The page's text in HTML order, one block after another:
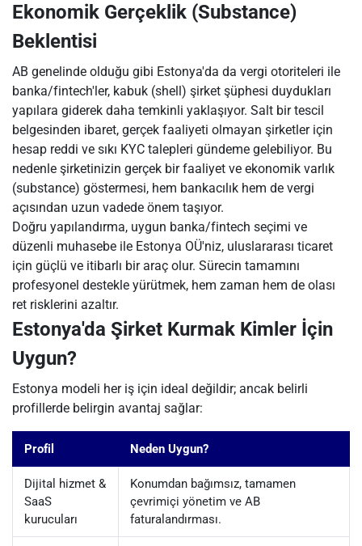
Ekonomik Gerçeklik (Substance)
Beklentisi
AB genelinde olduğu gibi Estonya'da da vergi otoriteleri ile
banka/fintech'ler, kabuk (shell) şirket şüphesi duydukları
yapılara giderek daha temkinli yaklaşıyor. Salt bir tescil
belgesinden ibaret, gerçek faaliyeti olmayan şirketler için
hesap reddi ve sıkı KYC talepleri gündeme gelebiliyor. Bu
nedenle şirketinizin gerçek bir faaliyet ve ekonomik varlık
(substance) göstermesi, hem bankacılık hem de vergi
açısından uzun vadede önem taşıyor.
Doğru yapılandırma, uygun banka/fintech seçimi ve
düzenli muhasebe ile Estonya OÜ'niz, uluslararası ticaret
için güçlü ve itibarlı bir araç olur. Sürecin tamamını
profesyonel destekle yürütmek, hem zaman hem de olası
ret risklerini azaltır.
Estonya'da Şirket Kurmak Kimler İçin
Uygun?
Estonya modeli her iş için ideal değildir; ancak belirli
profillerde belirgin avantaj sağlar:
Profil Neden Uygun?
Dijital hizmet &
SaaS
kurucuları
Konumdan bağımsız, tamamen
çevrimiçi yönetim ve AB
faturalandırması.